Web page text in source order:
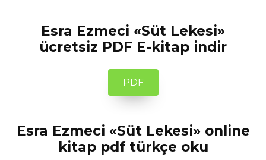
Esra Ezmeci «Süt Lekesi»
ücretsiz PDF E-kitap indir
PDF
Esra Ezmeci «Süt Lekesi» online
kitap pdf türkçe oku